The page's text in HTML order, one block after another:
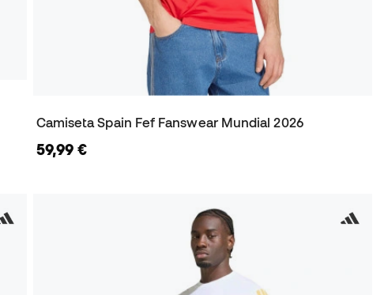
Camiseta Spain Fef Fanswear Mundial 2026
59,99 €